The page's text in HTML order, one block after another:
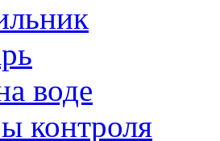
воде
контроля